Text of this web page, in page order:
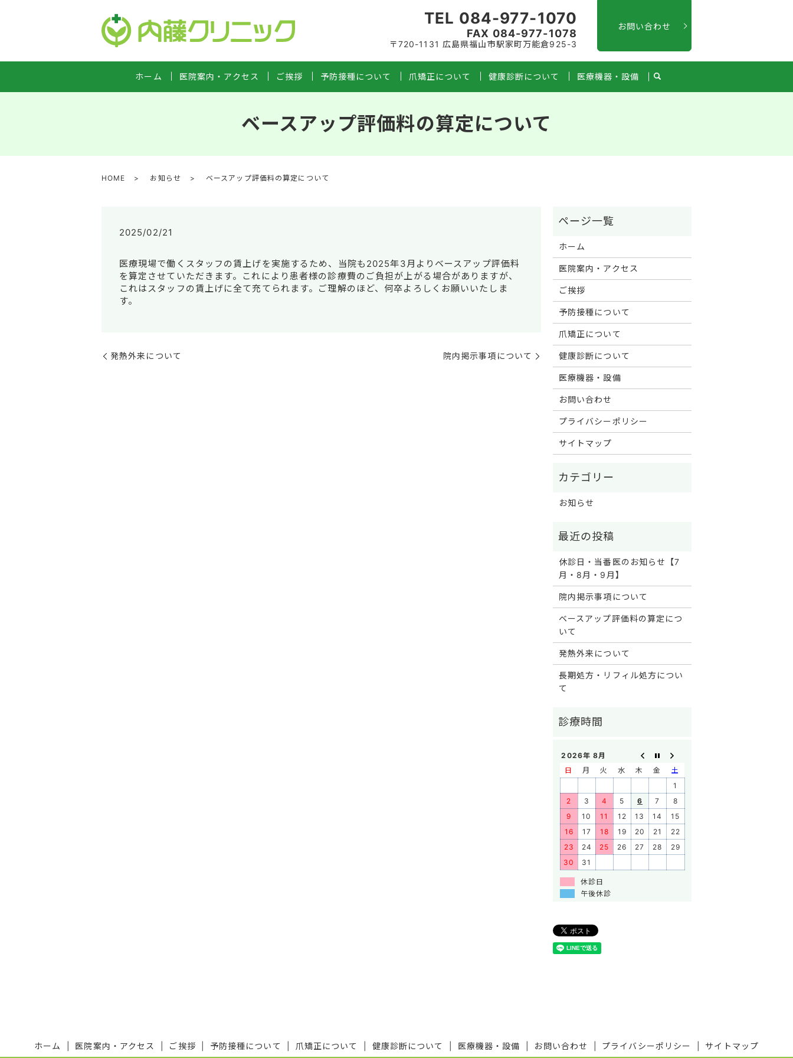
ホーム 医院案内・アクセス ご挨拶 予防接種について 爪矯正について 健康診断について 医療機器・設備
TEL 084-977-1070
FAX 084-977-1078
〒720-1131 広島県福山市駅家町万能倉925-3
お問い合わせ
ベースアップ評価料の算定について
HOME お知らせ ベースアップ評価料の算定について
2025/02/21
医療現場で働くスタッフの賃上げを実施するため、当院も2025年3月よりベースアップ評価料
を算定させていただきます。これにより患者様の診療費のご負担が上がる場合がありますが、
これはスタッフの賃上げに全て充てられます。ご理解のほど、何卒よろしくお願いいたしま
す。
発熱外来について 院内掲示事項について
ホーム
医院案内・アクセス
ご挨拶
予防接種について
爪矯正について
健康診断について
医療機器・設備
お問い合わせ
プライバシーポリシー
サイトマップ
お知らせ
休診日・当番医のお知らせ【7
月・8月・9月】
院内掲示事項について
ベースアップ評価料の算定につ
いて
発熱外来について
長期処方・リフィル処方につい
て
2026年 8月
日
月 火 水 木 金
土
1
2
3 4 5 6 7
8
9
10 11 12 13 14
15
16
17 18 19 20 21
22
23
24 25 26 27 28
29
30
31
休診日
午後休診
ホーム 医院案内・アクセス ご挨拶 予防接種について 爪矯正について 健康診断について 医療機器・設備 お問い合わせ プライバシーポリシー サイトマップ